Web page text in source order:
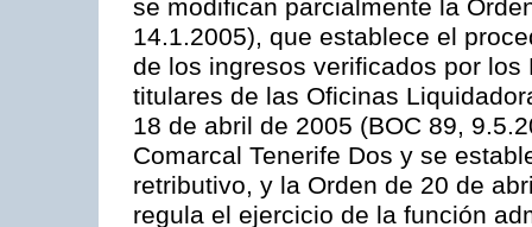
se modifican parcialmente la
14.1.2005), que establece el
de los ingresos verificados por
titulares de las Oficinas
18 de abril de 2005 (BOC 89,
Comarcal Tenerife Dos y se
retributivo, y la Orden de 20 de
regula el ejercicio de la función